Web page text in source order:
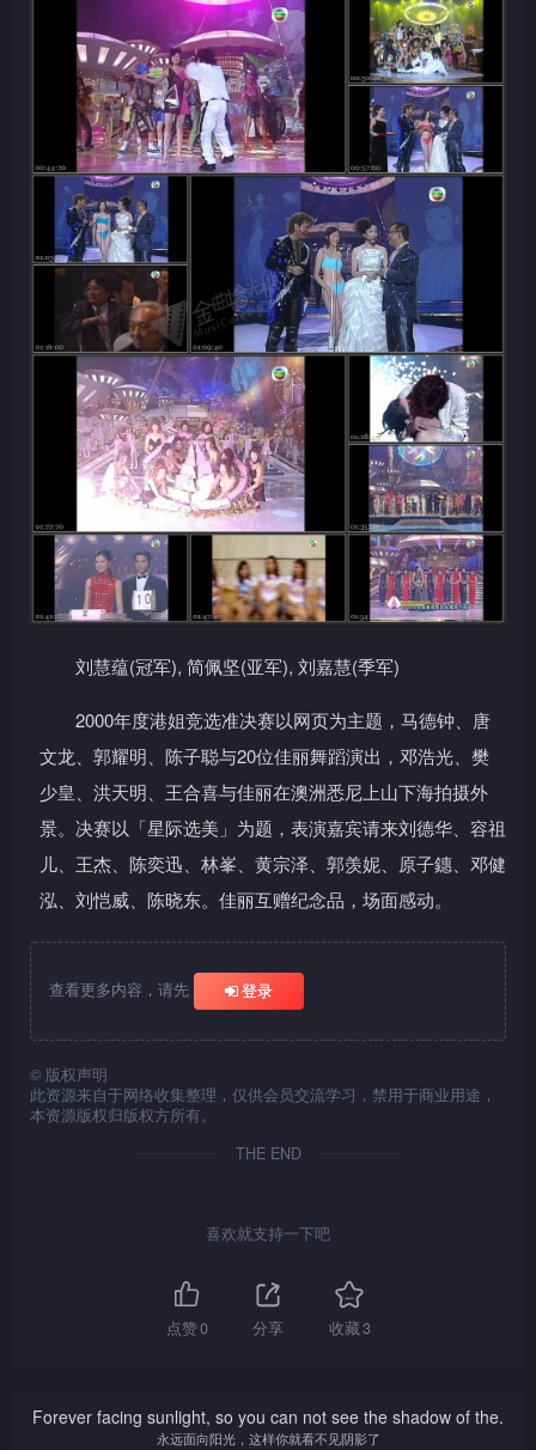
刘慧蕴(冠军), 简佩坚(亚军), 刘嘉慧(季军)
2000年度港姐竞选准决赛以网页为主题，马德钟、唐
文龙、郭耀明、陈子聪与20位佳丽舞蹈演出，邓浩光、樊
少皇、洪天明、王合喜与佳丽在澳洲悉尼上山下海拍摄外
景。决赛以「星际选美」为题，表演嘉宾请来刘德华、容祖
儿、王杰、陈奕迅、林峯、黄宗泽、郭羡妮、原子鏸、邓健
泓、刘恺威、陈晓东。佳丽互赠纪念品，场面感动。
查看更多内容，请先 登录
© 版权声明
此资源来自于网络收集整理，仅供会员交流学习，禁用于商业用途，
本资源版权归版权方所有。
THE END
喜欢就支持一下吧
点赞0 分享 收藏3
Forever facing sunlight, so you can not see the shadow of the.
永远面向阳光，这样你就看不见阴影了